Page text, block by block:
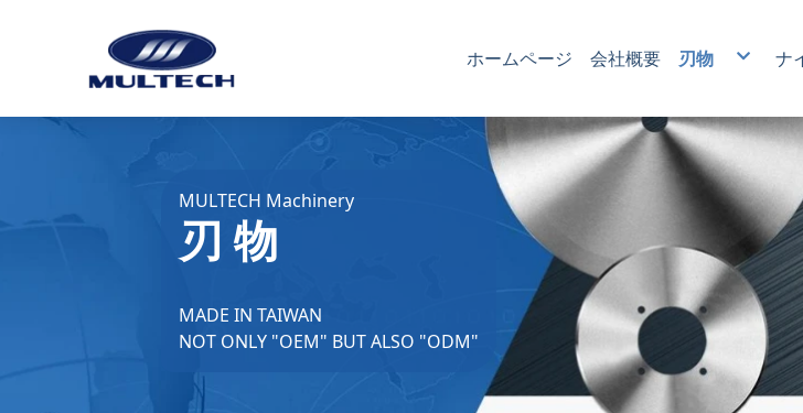
ホームページ 会社概要 刃物
包装産業用ナ
プラスチック
食品産業用ナ
ナ
MULTECH Machinery
刃 物
MADE IN TAIWAN
NOT ONLY "OEM" BUT ALSO "ODM"